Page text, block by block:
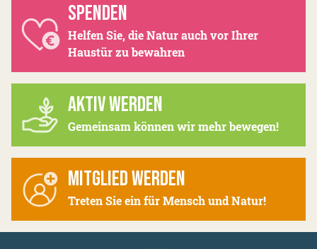
SPENDEN
Helfen Sie, die Natur auch vor Ihrer
Haustür zu bewahren
AKTIV WERDEN
Gemeinsam können wir mehr bewegen!
MITGLIED WERDEN
Treten Sie ein für Mensch und Natur!